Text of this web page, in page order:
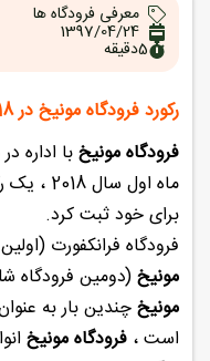
معرفی فرودگاه ها
1397/04/24
5دقیقه
رکورد فرودگاه مونیخ در 2018
فرودگاه مونیخ
ماه اول
برای خود ثبت کرد.
فرودگاه فرانکفورت
مونیخ(دومین فرودگاه
مونیخچندین بار به
است ، فرودگاه مونیخ